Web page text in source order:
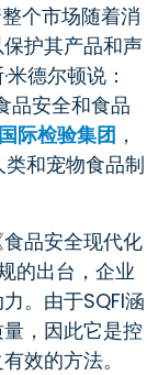
个市场随着消
护其产品和声
德尔顿说：
品安全和食品
际检验集团 ，
和宠物食品制
品安全现代化
的出台，企业
。由于SQFI涵
，因此它是控
效的方法。